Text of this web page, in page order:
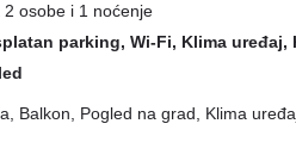
2 osobe i 1 noćenje
parking, Wi-Fi, Klima uređaj,
Balkon, Pogled na grad, Klima